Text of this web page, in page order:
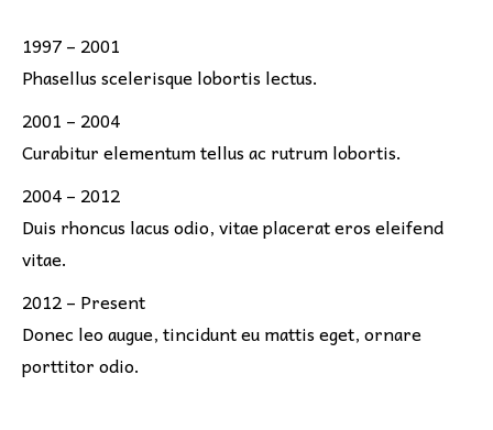
1997 – 2001
Phasellus scelerisque lobortis lectus.
2001 – 2004
Curabitur elementum tellus ac rutrum lobortis.
2004 – 2012
Duis rhoncus lacus odio, vitae placerat eros eleifend
vitae.
2012 – Present
Donec leo augue, tincidunt eu mattis eget, ornare
porttitor odio.